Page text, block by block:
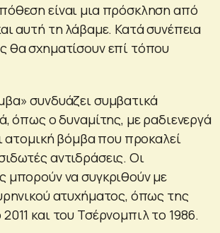
είναι μια πρόσκληση από
αυτή τη λάβαμε. Κατά συνέπεια
θα σχηματίσουν επί τόπου
συνδυάζει συμβατικά
όπως ο δυναμίτης, με ραδιενεργά
ατομική βόμβα που προκαλεί
αντιδράσεις. Οι
μπορούν να συγκριθούν με
ατυχήματος, όπως της
και του Τσέρνομπιλ το 1986.